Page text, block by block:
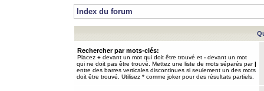
Index du forum
Rechercher par mots-clés:
Placez + devant un mot qui doit être trouvé et - devant un mot
qui ne doit pas être trouvé. Mettez une liste de mots séparés par|
entre des barres verticales discontinues si seulement un des mots
doit être trouvé. Utilisez * comme joker pour des résultats partiels.